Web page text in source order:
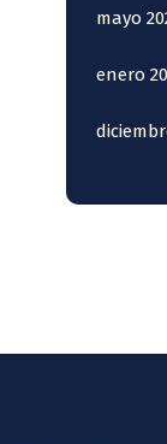
mayo
enero